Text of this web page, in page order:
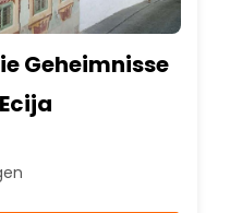
Geheimnisse